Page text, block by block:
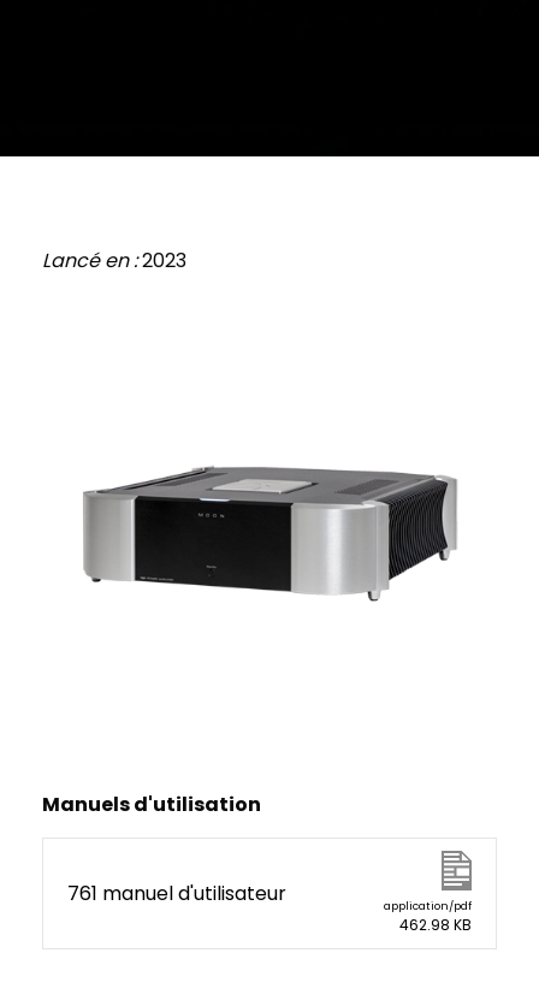
Lancé en :2023
Manuels d'utilisation
761 manuel d'utilisateur application/pdf
462.98 KB